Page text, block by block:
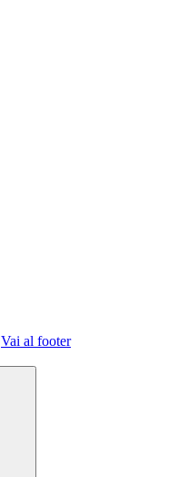
Vai al footer